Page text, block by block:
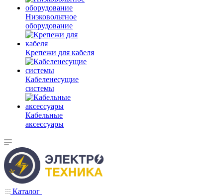
Низковольтное
оборудование
Крепежи для кабеля
Кабеленесущие
системы
Кабельные
аксессуары
Каталог